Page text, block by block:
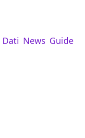
Dati News Guide